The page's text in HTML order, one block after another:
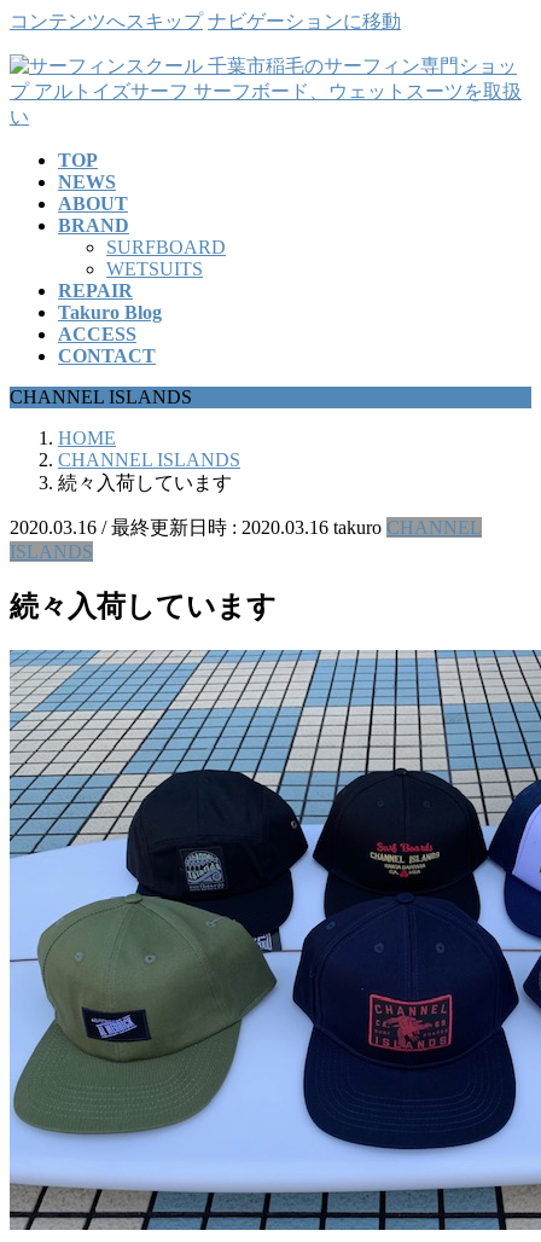
コンテンツへスキップ ナビゲーションに移動
TOP
NEWS
ABOUT
BRAND
SURFBOARD
WETSUITS
REPAIR
Takuro Blog
ACCESS
CONTACT
CHANNEL ISLANDS
HOME
CHANNEL ISLANDS
続々入荷しています
2020.03.16 / 最終更新日時 : 2020.03.16 takuro CHANNEL
ISLANDS
続々入荷しています